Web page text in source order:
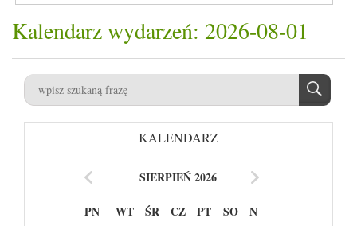
Kalendarz wydarzeń: 2026-08-01
KALENDARZ
SIERPIEŃ 2026
PN WT ŚR CZ PT SO N